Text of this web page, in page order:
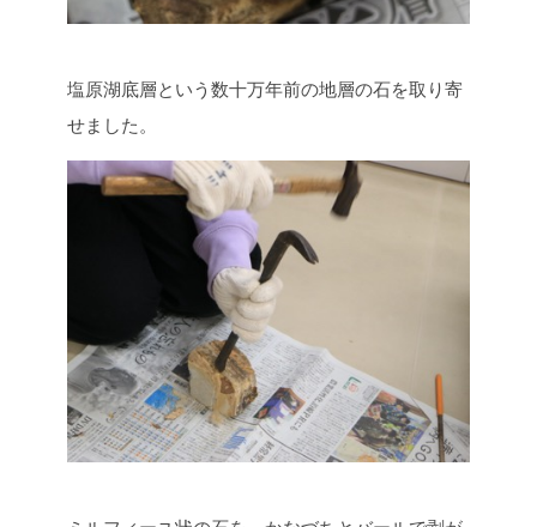
塩原湖底層という数十万年前の地層の石を取り寄
せました。